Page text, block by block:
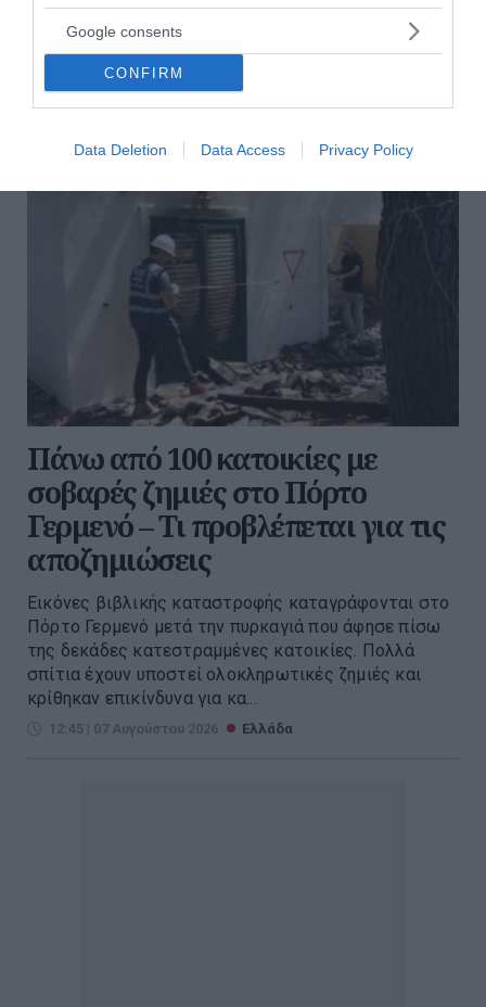
Google consents
CONFIRM
Data Deletion Data Access Privacy Policy
αφορμή τη δημόσια συζήτηση για την επιχειρησιακή
ετοιμότητα του κρατικού μηχα...
18:05 | 07 Αυγούστου 2026
Πάνω από 100 κατοικίες με
σοβαρές ζημιές στο Πόρτο
Γερμενό – Τι προβλέπεται για τις
αποζημιώσεις
Εικόνες βιβλικής καταστροφής καταγράφονται στο
Πόρτο Γερμενό μετά την πυρκαγιά που άφησε πίσω
της δεκάδες κατεστραμμένες κατοικίες. Πολλά
σπίτια έχουν υποστεί ολοκληρωτικές ζημιές και
κρίθηκαν επικίνδυνα για κα...
12:45 | 07 Αυγούστου 2026 Ελλάδα